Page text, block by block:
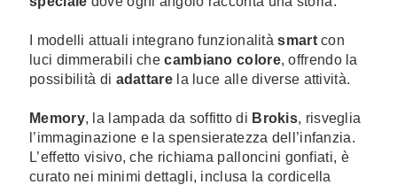
I modelli attuali integrano funzionalitàsmartcon
luci dimmerabili checambiano colore, offrendo la
possibilità di adattarela luce alle diverse attività.
Memory, la lampada da soffitto di Brokis, risveglia
l’immaginazione e la spensieratezza dell’infanzia.
L’effetto visivo, che richiama palloncini gonfiati, è
curato nei minimi dettagli, inclusa la cordicella